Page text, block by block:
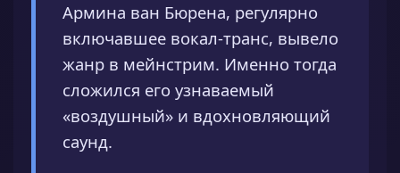
Армина ван Бюрена, регулярно
включавшее вокал-транс, вывело
жанр в мейнстрим. Именно тогда
сложился его узнаваемый
«воздушный» и вдохновляющий
саунд.